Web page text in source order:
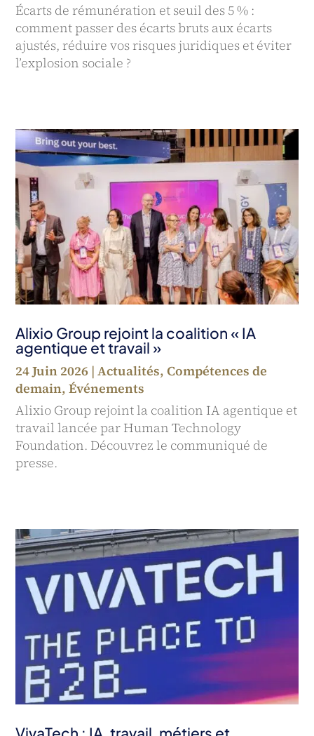
Écarts de rémunération et seuil des 5 % :
comment passer des écarts bruts aux écarts
ajustés, réduire vos risques juridiques et éviter
l’explosion sociale ?
Alixio Group rejoint la coalition « IA
agentique et travail »
24 Juin 2026 |Actualités,Compétences de
demain,Événements
Alixio Group rejoint la coalition IA agentique et
travail lancée par Human Technology
Foundation. Découvrez le communiqué de
presse.